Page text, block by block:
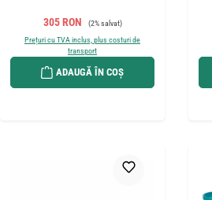
Preț de vânzare:
305 RON Preț obișnuit:
(2% salvat)
Prețuri cu TVA inclus, plus costuri de
transport
ADAUGĂ ÎN COȘ